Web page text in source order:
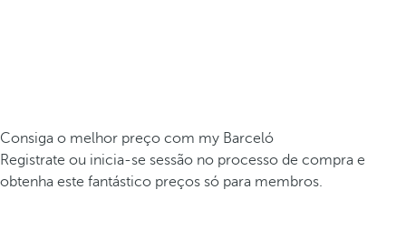
Consiga o melhor preço com my Barceló
Registrate ou inicia-se sessão no processo de compra e
obtenha este fantástico preços só para membros.